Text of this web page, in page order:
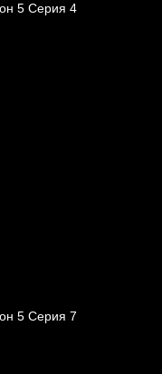
5 Серия 4
5 Серия 7